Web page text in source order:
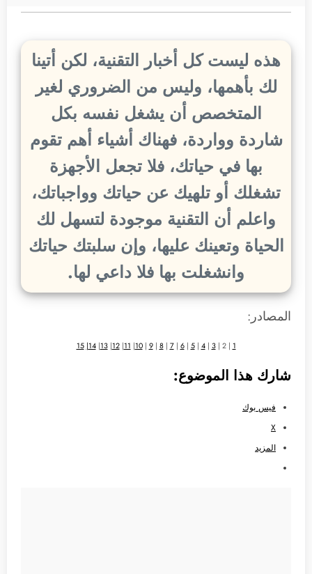
هذه ليست كل أخبار التقنية، لكن أتينا
لك بأهمها، وليس من الضروري لغير
المتخصص أن يشغل نفسه بكل
شاردة وواردة، فهناك أشياء أهم تقوم
بها في حياتك، فلا تجعل الأجهزة
تشغلك أو تلهيك عن حياتك وواجباتك،
واعلم أن التقنية موجودة لتسهل لك
الحياة وتعينك عليها، وإن سلبتك حياتك
وانشغلت بها فلا داعي لها.
المصادر:
1
| 2 |
3
|
4
|
5
|
6
|
7
|
8
|
9
|
10
|
11
|
12
|
13
|
14|
15
شارك هذا الموضوع:
فيس بوك
X
المزيد